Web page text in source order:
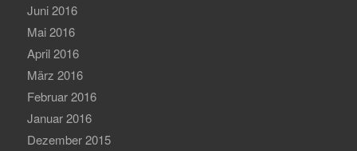
Juni 2016
Mai 2016
April 2016
März 2016
Februar 2016
Januar 2016
Dezember 2015